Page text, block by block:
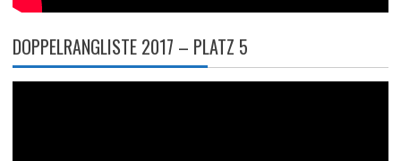
DOPPELRANGLISTE 2017 – PLATZ 5